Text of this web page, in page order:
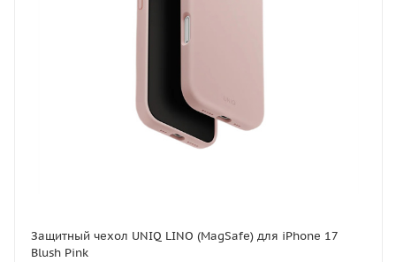
Защитный чехол UNIQ LINO (MagSafe) для iPhone 17
Blush Pink